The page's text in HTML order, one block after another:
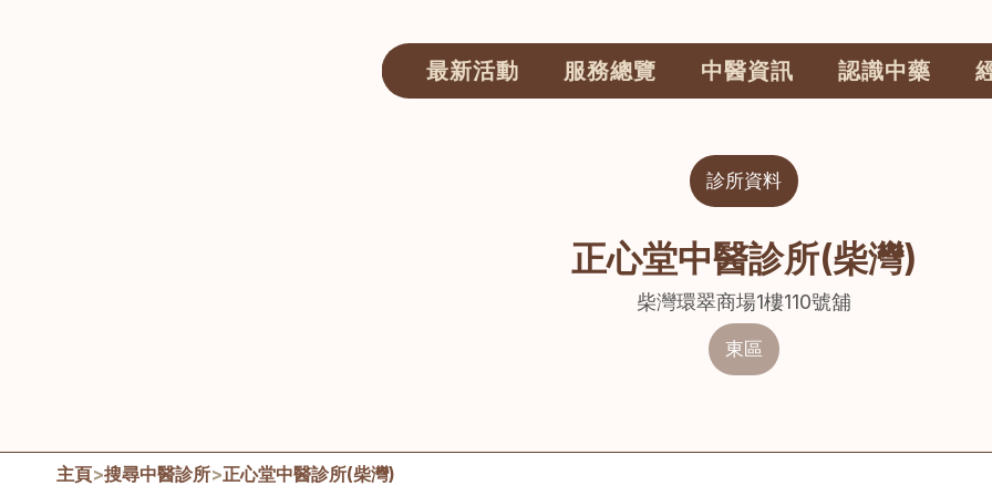
最新活動 服務總覽 中醫資訊 認識中藥
診所資料
正心堂中醫診所(柴灣)
柴灣環翠商場1樓110號舖
東區
主頁>搜尋中醫診所>正心堂中醫診所(柴灣)